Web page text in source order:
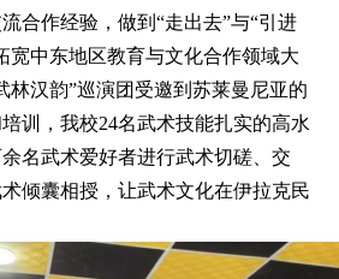
合作经验，做到“走出去”与“引进
宽中东地区教育与文化合作领域大
林汉韵”巡演团受邀到苏莱曼尼亚的
训，我校24名武术技能扎实的高水
名武术爱好者进行武术切磋、交
倾囊相授，让武术文化在伊拉克民